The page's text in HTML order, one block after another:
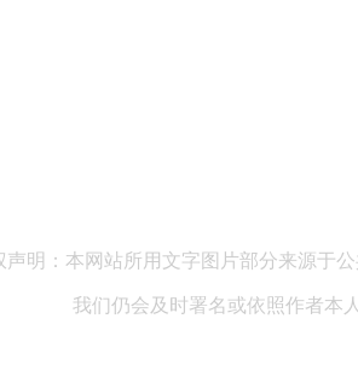
声明：本网站所用文字图片部分来源于
我们仍会及时署名或依照作者本